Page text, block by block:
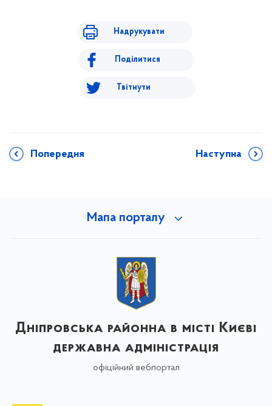
Надрукувати
Поділитися
Твітнути
Попередня Наступна
Мапа порталу
Дніпровська районна в місті Києві
державна адміністрація
офіційний вебпортал